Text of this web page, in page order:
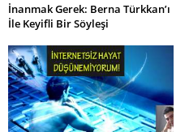
İnanmak Gerek: Berna Türkkan’ı
İle Keyifli Bir Söyleşi